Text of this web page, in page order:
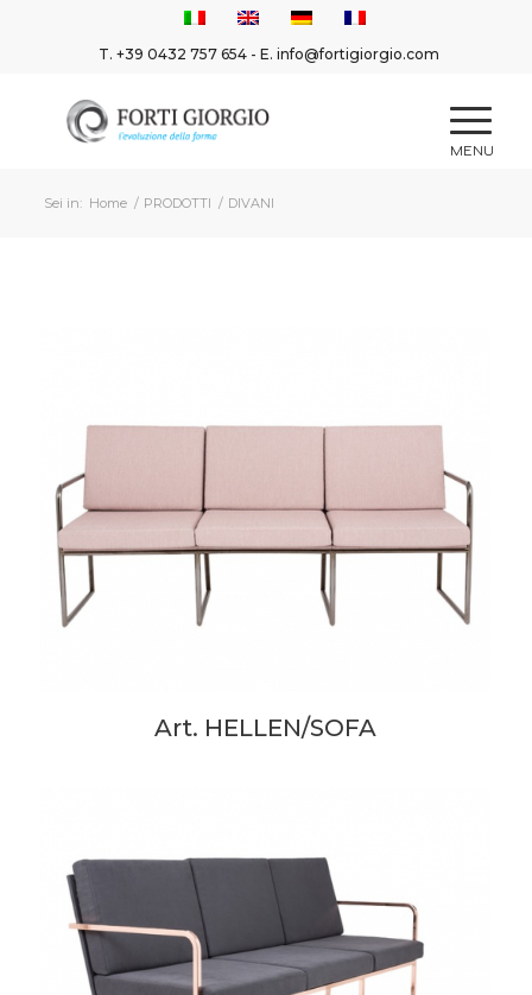
T.+39 0432 757 654 - E.info@fortigiorgio.com
Sei in: Home / PRODOTTI / DIVANI
Art. HELLEN/SOFA